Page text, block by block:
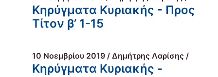
Κηρύγματα Κυριακής - Προς
Τίτον β’ 1-15
10 Νοεμβρίου 2019 / Δημήτρης Λαρίσης /
Κηρύγματα Κυριακής -